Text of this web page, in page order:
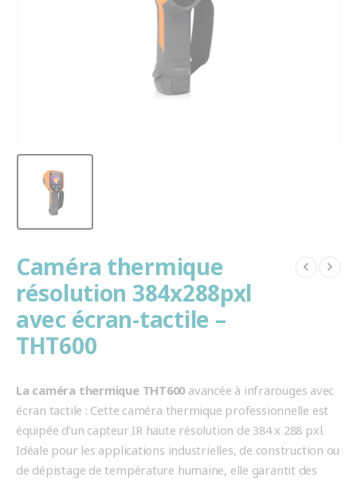
Caméra thermique
résolution 384x288pxl
avec écran-tactile –
THT600
La caméra thermique THT600 avancée à infrarouges avec
écran tactile : Cette caméra thermique professionnelle est
équipée d’un capteur IR haute résolution de 384 x 288 pxl.
Idéale pour les applications industrielles, de construction ou
de dépistage de température humaine, elle garantit des